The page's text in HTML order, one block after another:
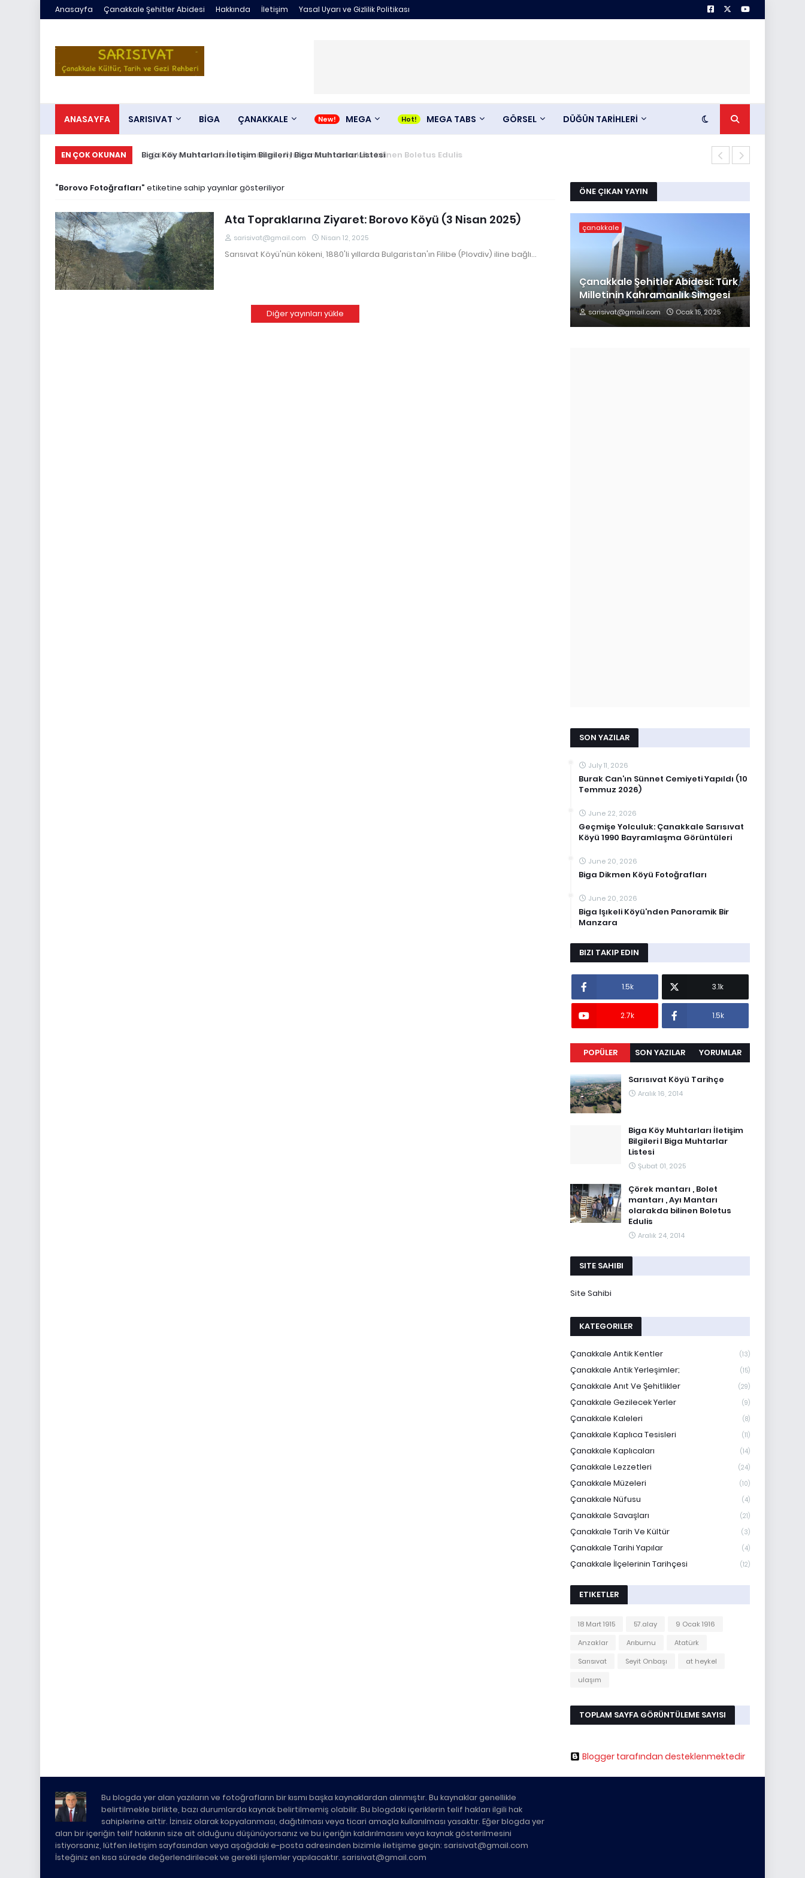
Anasayfa Çanakkale Şehitler Abidesi Hakkında İletişim Yasal Uyarı ve Gizlilik Politikası
ANASAYFA SARISIVAT BİGA ÇANAKKALE MEGA MEGA TABS GÖRSEL DÜĞÜN TARİHLERİ
EN ÇOK OKUNAN Biga Köy Muhtarları İletişim Bilgileri I Biga Muhtarlar Listesi
Çörek mantarı , Bolet mantarı , Ayı Mantarı olarakda bilinen Boletus Edulis
Borovo Fotoğrafları etiketine sahip yayınlar gösteriliyor
Ata Topraklarına Ziyaret: Borovo Köyü (3 Nisan 2025)
sarisivat@gmail.com Nisan 12, 2025
Sarısıvat Köyü'nün kökeni, 1880'li yıllarda Bulgaristan'ın Filibe (Plovdiv) iline bağlı…
Diğer yayınları yükle
ÖNE ÇIKAN YAYIN
çanakkale
Çanakkale Şehitler Abidesi: Türk
Milletinin Kahramanlık Simgesi
sarisivat@gmail.com Ocak 15, 2025
SON YAZILAR
July 11, 2026
Burak Can’ın Sünnet Cemiyeti Yapıldı (10
Temmuz 2026)
June 22, 2026
Geçmişe Yolculuk: Çanakkale Sarısıvat
Köyü 1990 Bayramlaşma Görüntüleri
June 20, 2026
Biga Dikmen Köyü Fotoğrafları
June 20, 2026
Biga Işıkeli Köyü’nden Panoramik Bir
Manzara
BIZI TAKIP EDIN
1.5k 3.1k
2.7k 1.5k
POPÜLER SON YAZILAR YORUMLAR
Sarısıvat Köyü Tarihçe
Aralık 16, 2014
Biga Köy Muhtarları İletişim
Bilgileri I Biga Muhtarlar
Listesi
Şubat 01, 2025
Çörek mantarı , Bolet
mantarı , Ayı Mantarı
olarakda bilinen Boletus
Edulis
Aralık 24, 2014
SITE SAHIBI
Site Sahibi
KATEGORILER
Çanakkale Antik Kentler (13)
Çanakkale Antik Yerleşimler; (15)
Çanakkale Anıt Ve Şehitlikler (29)
Çanakkale Gezilecek Yerler (9)
Çanakkale Kaleleri (8)
Çanakkale Kaplıca Tesisleri (11)
Çanakkale Kaplıcaları (14)
Çanakkale Lezzetleri (24)
Çanakkale Müzeleri (10)
Çanakkale Nüfusu (4)
Çanakkale Savaşları (21)
Çanakkale Tarih Ve Kültür (3)
Çanakkale Tarihi Yapılar (4)
Çanakkale İlçelerinin Tarihçesi (12)
ETIKETLER
18 Mart 1915 57.alay
9 Ocak 1916
Anzaklar
Arıburnu
Atatürk
Sarısıvat
Seyit Onbaşı
at heykel
ulaşım
TOPLAM SAYFA GÖRÜNTÜLEME SAYISI
Blogger tarafından desteklenmektedir
Bu blogda yer alan yazıların ve fotoğrafların bir kısmı başka kaynaklardan alınmıştır. Bu kaynaklar genellikle
belirtilmekle birlikte, bazı durumlarda kaynak belirtilmemiş olabilir. Bu blogdaki içeriklerin telif hakları ilgili hak
sahiplerine aittir. İzinsiz olarak kopyalanması, dağıtılması veya ticari amaçla kullanılması yasaktır. Eğer blogda yer
alan bir içeriğin telif hakkının size ait olduğunu düşünüyorsanız ve bu içeriğin kaldırılmasını veya kaynak gösterilmesini
istiyorsanız, lütfen iletişim sayfasından veya aşağıdaki e-posta adresinden bizimle iletişime geçin: sarisivat@gmail.com
İsteğiniz en kısa sürede değerlendirilecek ve gerekli işlemler yapılacaktır. sarisivat@gmail.com